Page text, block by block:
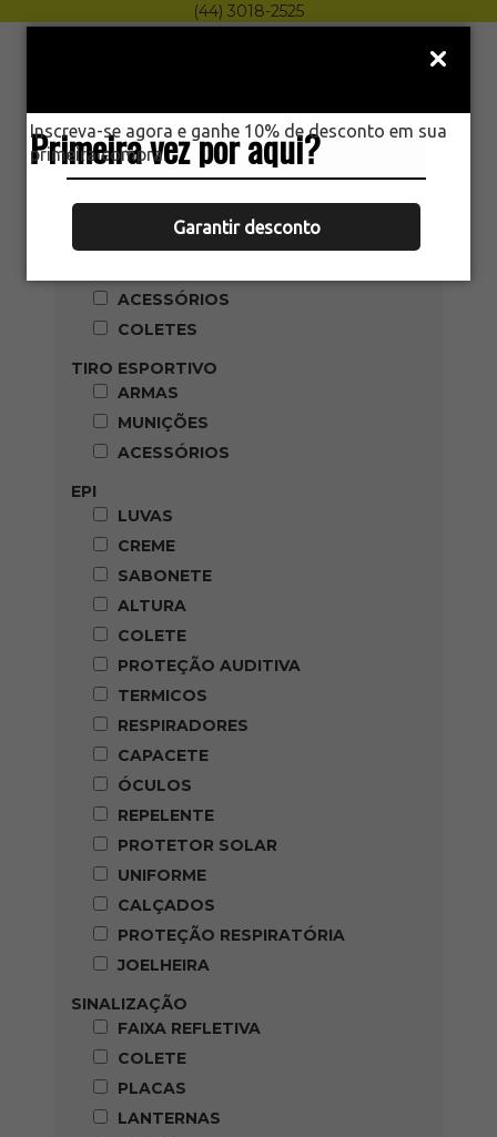
Primeira vez por aqui?
Inscreva-se agora e ganhe 10% de desconto em sua
primeira compra.
Garantir desconto
(44) 3018-2525
Menu
HOME PRODUTOS
Categoria
ARMAS
ACESSÓRIOS
COLETES
TIRO ESPORTIVO
ARMAS
MUNIÇÕES
ACESSÓRIOS
EPI
LUVAS
CREME
SABONETE
ALTURA
COLETE
PROTEÇÃO AUDITIVA
TERMICOS
RESPIRADORES
CAPACETE
ÓCULOS
REPELENTE
PROTETOR SOLAR
UNIFORME
CALÇADOS
PROTEÇÃO RESPIRATÓRIA
JOELHEIRA
SINALIZAÇÃO
FAIXA REFLETIVA
COLETE
PLACAS
LANTERNAS